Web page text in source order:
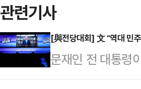
관련기사
[與전당대회] 文 "역대 민
문재인 전 대통령
능함을 증명해 왔